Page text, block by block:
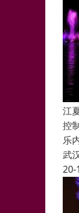
江
控
乐
武
20-